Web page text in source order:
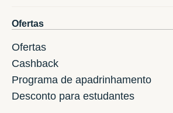
Ofertas
Ofertas
Cashback
Programa de apadrinhamento
Desconto para estudantes